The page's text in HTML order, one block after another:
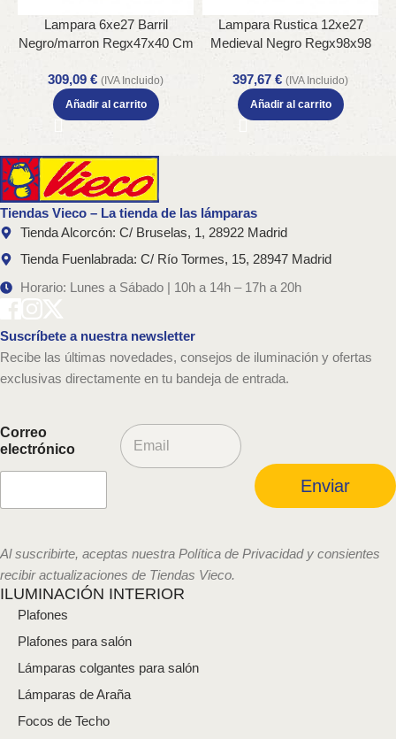
Lampara 6xe27 Barril
Negro/marron Regx47x40 Cm
309,09 € (IVA Incluido)
Añadir al carrito
Lampara Rustica 12xe27
Medieval Negro Regx98x98
397,67 € (IVA Incluido)
Añadir al carrito
Tiendas Vieco – La tienda de las lámparas
Tienda Alcorcón: C/ Bruselas, 1, 28922 Madrid
Tienda Fuenlabrada: C/ Río Tormes, 15, 28947 Madrid
Horario: Lunes a Sábado | 10h a 14h – 17h a 20h
Suscríbete a nuestra newsletter
Recibe las últimas novedades, consejos de iluminación y ofertas
exclusivas directamente en tu bandeja de entrada.
Correo
electrónico
C
o
l
c
t
ó
n
i
o
Enviar
Al suscribirte, aceptas nuestra Política de Privacidad y consientes
recibir actualizaciones de Tiendas Vieco.
ILUMINACIÓN INTERIOR
Plafones
Plafones para salón
Lámparas colgantes para salón
Lámparas de Araña
Focos de Techo